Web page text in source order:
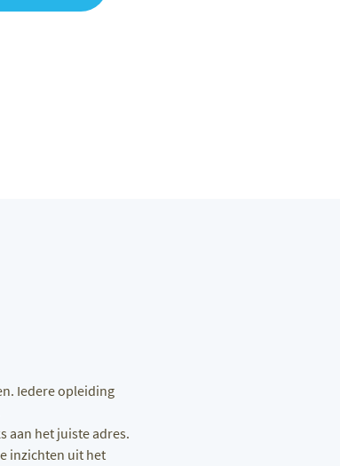
Iedere opleiding
aan het juiste adres.
inzichten uit het